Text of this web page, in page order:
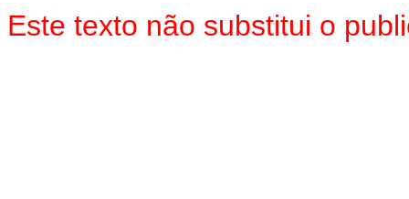
Este texto não substitui o